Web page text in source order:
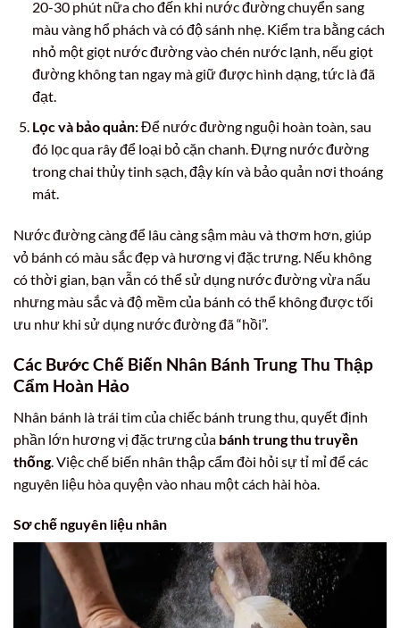
20-30 phút nữa cho đến khi nước đường chuyển sang
màu vàng hổ phách và có độ sánh nhẹ. Kiểm tra bằng cách
nhỏ một giọt nước đường vào chén nước lạnh, nếu giọt
đường không tan ngay mà giữ được hình dạng, tức là đã
đạt.
Lọc và bảo quản:Để nước đường nguội hoàn toàn, sau
đó lọc qua rây để loại bỏ cặn chanh. Đựng nước đường
trong chai thủy tinh sạch, đậy kín và bảo quản nơi thoáng
mát.
Nước đường càng để lâu càng sậm màu và thơm hơn, giúp
vỏ bánh có màu sắc đẹp và hương vị đặc trưng. Nếu không
có thời gian, bạn vẫn có thể sử dụng nước đường vừa nấu
nhưng màu sắc và độ mềm của bánh có thể không được tối
ưu như khi sử dụng nước đường đã “hồi”.
Các Bước Chế Biến Nhân Bánh Trung Thu Thập
Cẩm Hoàn Hảo
Nhân bánh là trái tim của chiếc bánh trung thu, quyết định
phần lớn hương vị đặc trưng của bánh trung thu truyền
thống. Việc chế biến nhân thập cẩm đòi hỏi sự tỉ mỉ để các
nguyên liệu hòa quyện vào nhau một cách hài hòa.
Sơ chế nguyên liệu nhân